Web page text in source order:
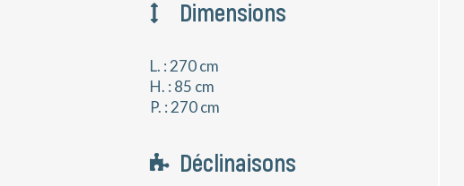
Dimensions
L. : 270 cm
H. : 85 cm
P. : 270 cm
Déclinaisons